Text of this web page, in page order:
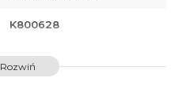
K800628
Wydawnictwo Poznańskie
Sp. z o.o.
Rozwiń